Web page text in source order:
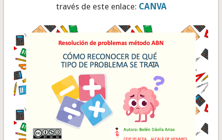
través de este enlace: CANVA